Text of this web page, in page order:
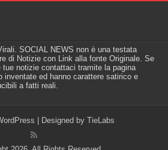
SOCIAL NEWS non è una testata
di Notizie con Link alla fonte Originale. Se
tue notizie contattaci tramite la pagina
inventate ed hanno carattere satirico e
a fatti reali.
| Designed by TieLabs